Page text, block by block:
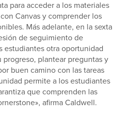
para acceder a los materiales
Canvas y comprender los
Más adelante, en la sexta
de seguimiento de
estudiantes otra oportunidad
progreso, plantear preguntas y
buen camino con las tareas
permite a los estudiantes
que comprenden las
afirma Caldwell.